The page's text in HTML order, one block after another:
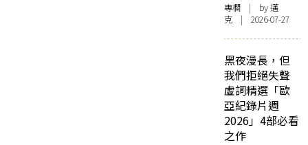
專欄 | by邁
克 | 2026-07-27
黑夜漫長，但
我們拒絕失聲
虛詞精選「歐
亞紀錄片週
2026」4部必看
之作